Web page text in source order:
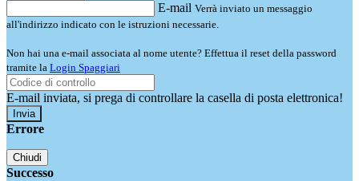
E-mail Verrà inviato un messaggio
all'indirizzo indicato con le istruzioni necessarie.
Non hai una e-mail associata al nome utente? Effettua il reset della password
tramite la Login Spaggiari
E-mail inviata, si prega di controllare la casella di posta elettronica!
Errore
Chiudi
Successo